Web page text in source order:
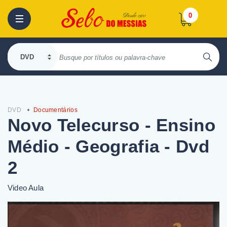
0
DVD Documentários
Novo Telecurso - Ensino
Médio - Geografia - Dvd
2
Video Aula